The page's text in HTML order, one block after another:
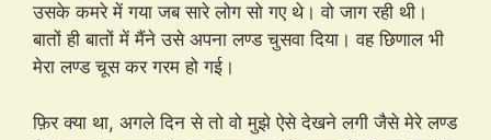
उसके कमरे में गया जब सारे लोग सो गए थे। वो जाग रही थी।
बातों ही बातों में मैंने उसे अपना लण्ड चुसवा दिया। वह छिणाल भी
मेरा लण्ड चूस कर गरम हो गई।
फ़िर क्या था, अगले दिन से तो वो मुझे ऐसे देखने लगी जैसे मेरे लण्ड